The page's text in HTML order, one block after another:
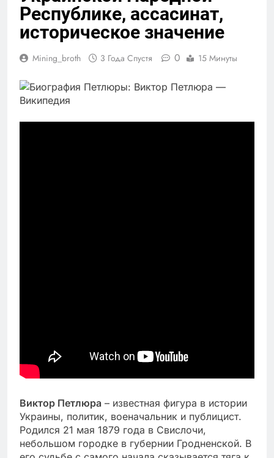
Республике, ассасинат,
историческое значение
Mining_broth 3 Года Спустя 0 15 Минуты
Виктор Петлюра – известная фигура в истории
Украины, политик, военачальник и публицист.
Родился 21 мая 1879 года в Свислочи,
небольшом городке в губернии Гродненской. В